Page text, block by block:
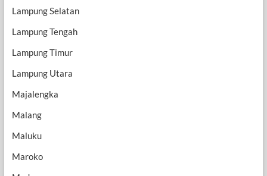
Lampung Selatan
Lampung Tengah
Lampung Timur
Lampung Utara
Majalengka
Malang
Maluku
Maroko